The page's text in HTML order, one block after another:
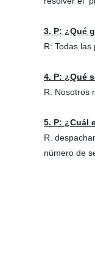
3. P: ¿Qué
R: Todas
4. P: ¿Qué
R. Nosotros
5. P: ¿Cuál
R.
número de